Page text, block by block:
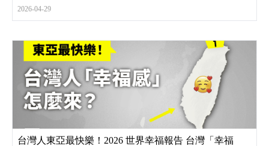
2026-04-29
台灣人東亞最快樂！2026 世界幸福報告 台灣「幸福